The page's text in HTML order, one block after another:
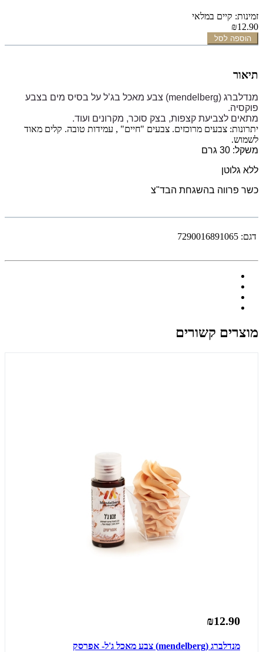
זמינות: קיים במלאי
₪12.90
הוספה לסל
תיאור
מנדלברג (mendelberg)
צבע מאכל בג’ל על בסיס מים בצבע
פוקסיה.
מתאים לצביעת קצפות, בצק סוכר, מקרונים ועוד.
יתרונות: צבעים מרוכזים. צבעים "חיים" , עמידות טובה. קלים מאוד
לשמוש.
משקל: 30 גרם
ללא גלוטן
כשר פרווה בהשגחת הבד"צ
דגם: 7290016891065
מוצרים קשורים
₪12.90
מנדלברג (mendelberg) צבע מאכל ג'ל- אפרסק